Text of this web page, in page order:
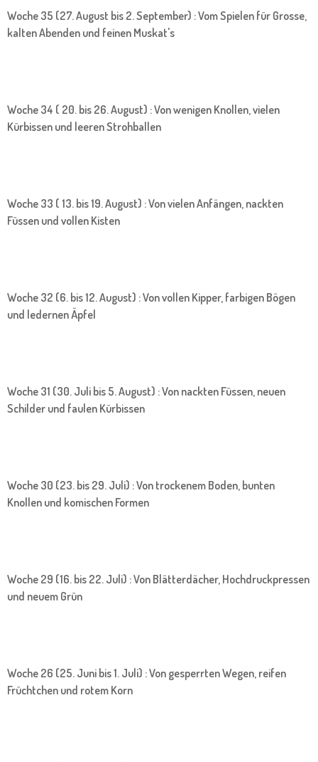
Woche 35 (27. August bis 2. September) : Vom Spielen für Grosse,
kalten Abenden und feinen Muskat's
Woche 34 ( 20. bis 26. August) : Von wenigen Knollen, vielen
Kürbissen und leeren Strohballen
Woche 33 ( 13. bis 19. August) : Von vielen Anfängen, nackten
Füssen und vollen Kisten
Woche 32 (6. bis 12. August) : Von vollen Kipper, farbigen Bögen
und ledernen Äpfel
Woche 31 (30. Juli bis 5. August) : Von nackten Füssen, neuen
Schilder und faulen Kürbissen
Woche 30 (23. bis 29. Juli) : Von trockenem Boden, bunten
Knollen und komischen Formen
Woche 29 (16. bis 22. Juli) : Von Blätterdächer, Hochdruckpressen
und neuem Grün
Woche 26 (25. Juni bis 1. Juli) : Von gesperrten Wegen, reifen
Früchtchen und rotem Korn